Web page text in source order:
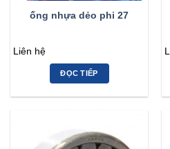
ống nhựa dẻo phi 27
Liên hệ
ĐỌC TIẾP